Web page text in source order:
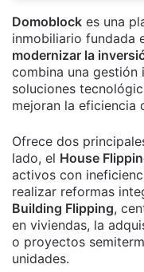
Domoblock es una
inmobiliario fundada
modernizar la
combina una
soluciones
mejoran la eficiencia
Ofrece dos
lado, el House
activos con
realizar reformas
Building Flipping,
en viviendas, la
o proyectos
unidades.